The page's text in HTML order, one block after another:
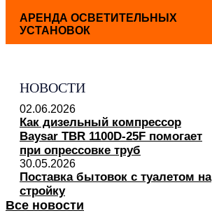
АРЕНДА ОСВЕТИТЕЛЬНЫХ
УСТАНОВОК
НОВОСТИ
02.06.2026
Как дизельный компрессор
Baysar TBR 1100D-25F помогает
при опрессовке труб
30.05.2026
Поставка бытовок с туалетом на
стройку
Все новости